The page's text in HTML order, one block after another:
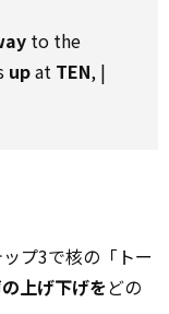
to the
upat TEN, |
プ3で核の「トー
上げ下げをどの